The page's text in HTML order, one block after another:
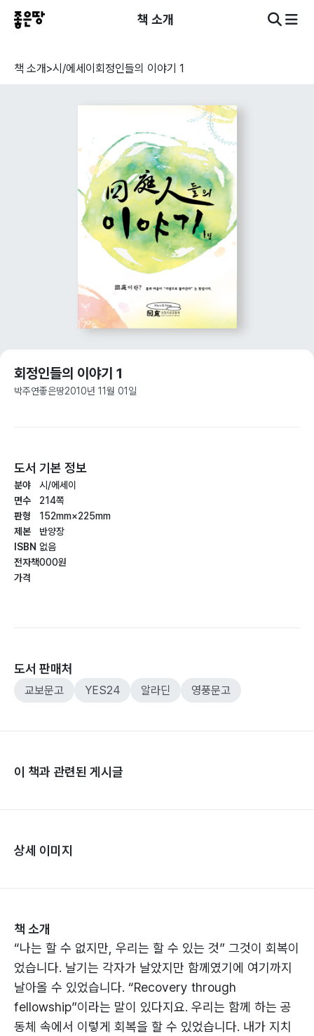
책 소개
책 소개>시/에세이 회정인들의 이야기 1
회정인들의 이야기 1
박주연좋은땅2010년 11월 01일
도서 기본 정보
분야
면수
판형
제본
ISBN
전자책
가격
시/에세이
214쪽
152mm×225mm
반양장
없음
000원
도서 판매처
교보문고 YES24 알라딘 영풍문고
이 책과 관련된 게시글
상세 이미지
책 소개
“나는 할 수 없지만, 우리는 할 수 있는 것” 그것이 회복이
었습니다. 날기는 각자가 날았지만 함께였기에 여기까지
날아올 수 있었습니다. “Recovery through
fellowship”이라는 말이 있다지요. 우리는 함께 하는 공
동체 속에서 이렇게 회복을 할 수 있었습니다. 내가 지치